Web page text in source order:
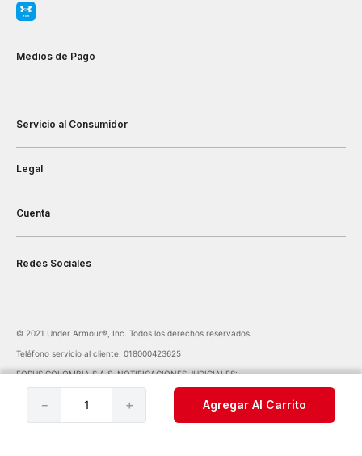
＋
－ Agregar Al Carrito
Medios de Pago
Servicio al Consumidor
Legal
Cuenta
Redes Sociales
©️ 2021 Under Armour®️, Inc. Todos los derechos reservados.
Teléfono servicio al cliente: 018000423625
FORUS COLOMBIA S.A.S. NOTIFICACIONES JUDICIALES:
notificaciones@forus.com.co
| Av. Carrera 45 Nº 108-27 BOGOTÁ COLOMBIA